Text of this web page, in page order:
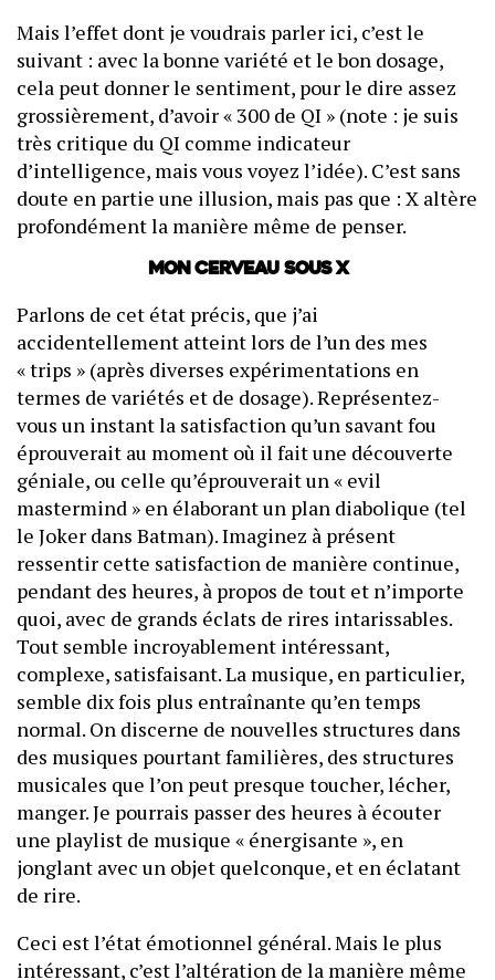
Mais l’effet dont je voudrais parler ici, c’est le
suivant : avec la bonne variété et le bon dosage,
cela peut donner le sentiment, pour le dire assez
grossièrement, d’avoir « 300 de QI » (note : je suis
très critique du QI comme indicateur
d’intelligence, mais vous voyez l’idée). C’est sans
doute en partie une illusion, mais pas que : X altère
profondément la manière même de penser.
Mon cerveau sous X
Parlons de cet état précis, que j’ai
accidentellement atteint lors de l’un des mes
« trips » (après diverses expérimentations en
termes de variétés et de dosage). Représentez-
vous un instant la satisfaction qu’un savant fou
éprouverait au moment où il fait une découverte
géniale, ou celle qu’éprouverait un « evil
mastermind » en élaborant un plan diabolique (tel
le Joker dans Batman). Imaginez à présent
ressentir cette satisfaction de manière continue,
pendant des heures, à propos de tout et n’importe
quoi, avec de grands éclats de rires intarissables.
Tout semble incroyablement intéressant,
complexe, satisfaisant. La musique, en particulier,
semble dix fois plus entraînante qu’en temps
normal. On discerne de nouvelles structures dans
des musiques pourtant familières, des structures
musicales que l’on peut presque toucher, lécher,
manger. Je pourrais passer des heures à écouter
une playlist de musique « énergisante », en
jonglant avec un objet quelconque, et en éclatant
de rire.
Ceci est l’état émotionnel général. Mais le plus
intéressant, c’est l’altération de la manière même